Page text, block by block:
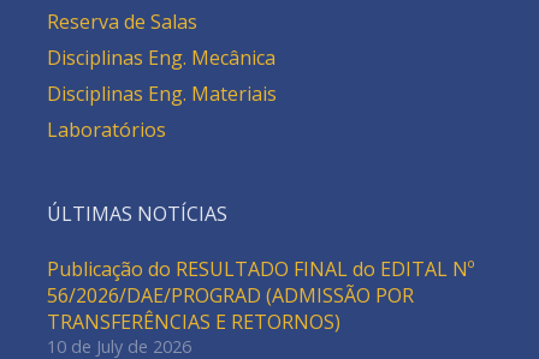
Reserva de Salas
Disciplinas Eng. Mecânica
Disciplinas Eng. Materiais
Laboratórios
ÚLTIMAS NOTÍCIAS
Publicação do RESULTADO FINAL do EDITAL Nº
56/2026/DAE/PROGRAD (ADMISSÃO POR
TRANSFERÊNCIAS E RETORNOS)
10 de July de 2026